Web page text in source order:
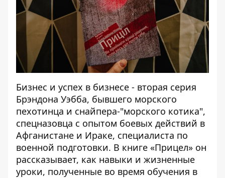
Бизнес и успех в бизнесе - вторая серия
Брэндона Уэбба, бывшего морского
пехотинца и снайпера-"морского котика",
спецназовца с опытом боевых действий в
Афганистане и Ираке, специалиста по
военной подготовки. В книге «Прицел» он
рассказывает, как навыки и жизненные
уроки, полученные во время обучения в